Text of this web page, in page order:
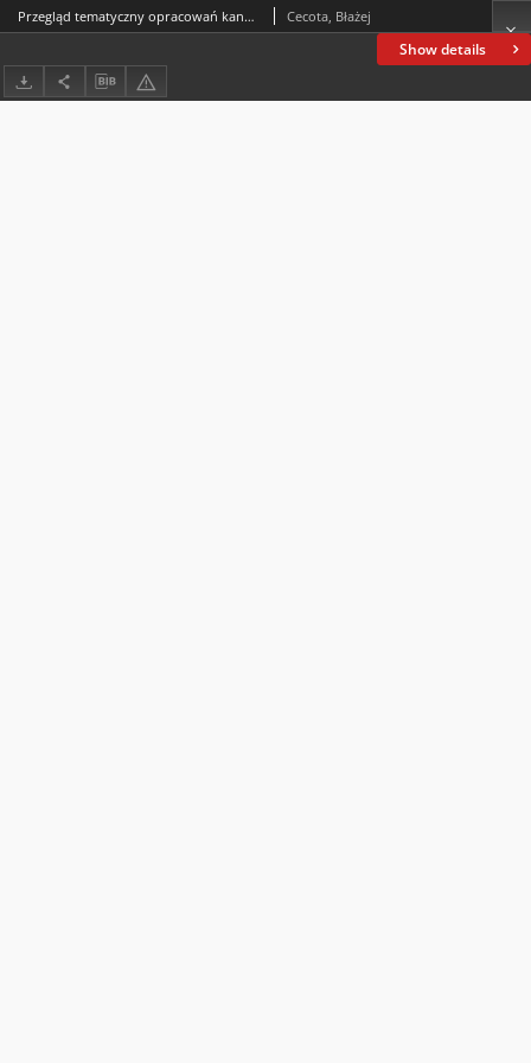
Show details
Przegląd tematyczny opracowań kandydackich i doktorskich bizantynologii rosyjskiej. Część I (rok MMXVI) Cecota, Błażej